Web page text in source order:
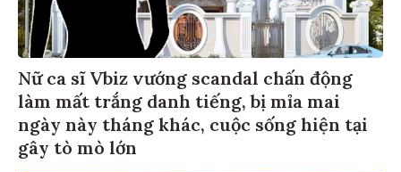
Nữ ca sĩ Vbiz vướng scandal chấn động
làm mất trắng danh tiếng, bị mỉa mai
ngày này tháng khác, cuộc sống hiện tại
gây tò mò lớn